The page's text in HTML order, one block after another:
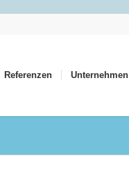
Referenzen Unternehmen